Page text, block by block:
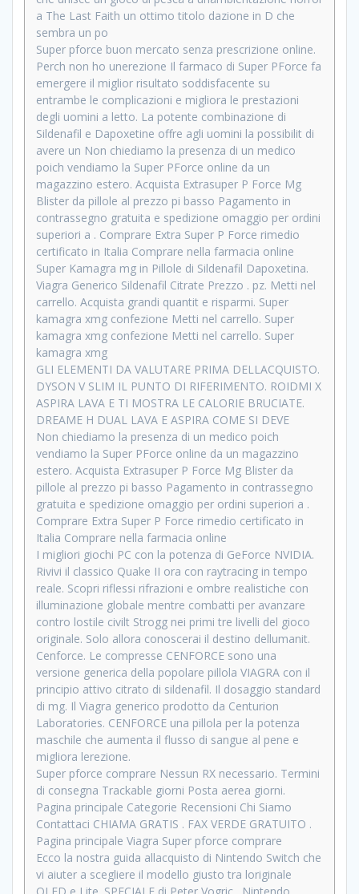
a The Last Faith un ottimo titolo dazione in D che
sembra un po
Super pforce buon mercato senza prescrizione online.
Perch non ho unerezione Il farmaco di Super PForce fa
emergere il miglior risultato soddisfacente su
entrambe le complicazioni e migliora le prestazioni
degli uomini a letto. La potente combinazione di
Sildenafil e Dapoxetine offre agli uomini la possibilit di
avere un Non chiediamo la presenza di un medico
poich vendiamo la Super PForce online da un
magazzino estero. Acquista Extrasuper P Force Mg
Blister da pillole al prezzo pi basso Pagamento in
contrassegno gratuita e spedizione omaggio per ordini
superiori a . Comprare Extra Super P Force rimedio
certificato in Italia Comprare nella farmacia online
Super Kamagra mg in Pillole di Sildenafil Dapoxetina.
Viagra Generico Sildenafil Citrate Prezzo . pz. Metti nel
carrello. Acquista grandi quantit e risparmi. Super
kamagra xmg confezione Metti nel carrello. Super
kamagra xmg confezione Metti nel carrello. Super
kamagra xmg
GLI ELEMENTI DA VALUTARE PRIMA DELLACQUISTO.
DYSON V SLIM IL PUNTO DI RIFERIMENTO. ROIDMI X
ASPIRA LAVA E TI MOSTRA LE CALORIE BRUCIATE.
DREAME H DUAL LAVA E ASPIRA COME SI DEVE
Non chiediamo la presenza di un medico poich
vendiamo la Super PForce online da un magazzino
estero. Acquista Extrasuper P Force Mg Blister da
pillole al prezzo pi basso Pagamento in contrassegno
gratuita e spedizione omaggio per ordini superiori a .
Comprare Extra Super P Force rimedio certificato in
Italia Comprare nella farmacia online
I migliori giochi PC con la potenza di GeForce NVIDIA.
Rivivi il classico Quake II ora con raytracing in tempo
reale. Scopri riflessi rifrazioni e ombre realistiche con
illuminazione globale mentre combatti per avanzare
contro lostile civilt Strogg nei primi tre livelli del gioco
originale. Solo allora conoscerai il destino dellumanit.
Cenforce. Le compresse CENFORCE sono una
versione generica della popolare pillola VIAGRA con il
principio attivo citrato di sildenafil. Il dosaggio standard
di mg. Il Viagra generico prodotto da Centurion
Laboratories. CENFORCE una pillola per la potenza
maschile che aumenta il flusso di sangue al pene e
migliora lerezione.
Super pforce comprare Nessun RX necessario. Termini
di consegna Trackable giorni Posta aerea giorni.
Pagina principale Categorie Recensioni Chi Siamo
Contattaci CHIAMA GRATIS . FAX VERDE GRATUITO .
Pagina principale Viagra Super pforce comprare
Ecco la nostra guida allacquisto di Nintendo Switch che
vi aiuter a scegliere il modello giusto tra loriginale